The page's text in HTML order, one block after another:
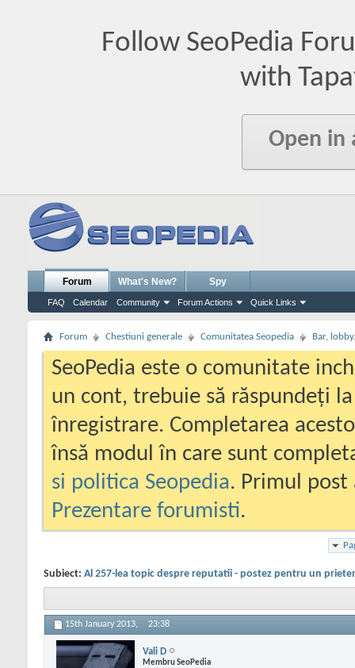
Follow SeoPedia
with
Open in
Forum
FAQ Calendar Community Forum Actions Quick Links
What's New? Spy
Forum Chestiuni generale Comunitatea Seopedia Bar,
SeoPedia este o comunitate
un cont, trebuie să răspundeți
înregistrare. Completarea
însă modul în care sunt
si politica Seopedia. Primul
Prezentare forumisti.
Subiect: Al 257-lea topic despre reputatii - postez pentru un
15th January 2013, 23:38
Vali D
Membru SeoPedia